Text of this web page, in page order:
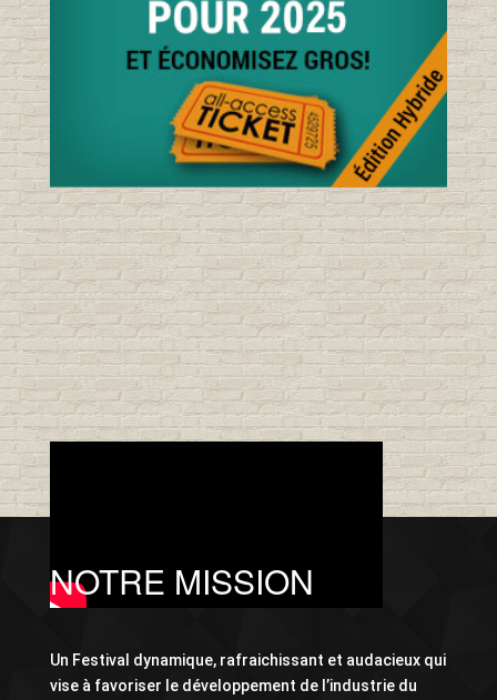
NOTRE MISSION
Un Festival dynamique, rafraichissant et audacieux qui
vise à favoriser le développement de l’industrie du